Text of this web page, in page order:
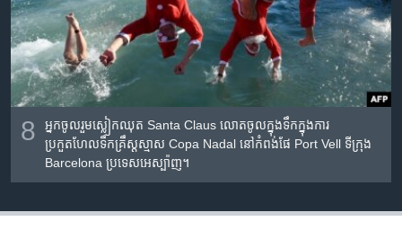
8
អ្នក​ចូល​រួម​ស្លៀក​ឈុត Santa Claus លោត​ចូល​ក្នុង​ទឹកក្នុង​ការ
ប្រកួតហែលទឹក​គ្រឹស្តស្មាស Copa Nadal នៅ​កំពង់ផែ Port Vell ទីក្រុង ​
Barcelona ប្រទេស​អេស្ប៉ាញ។